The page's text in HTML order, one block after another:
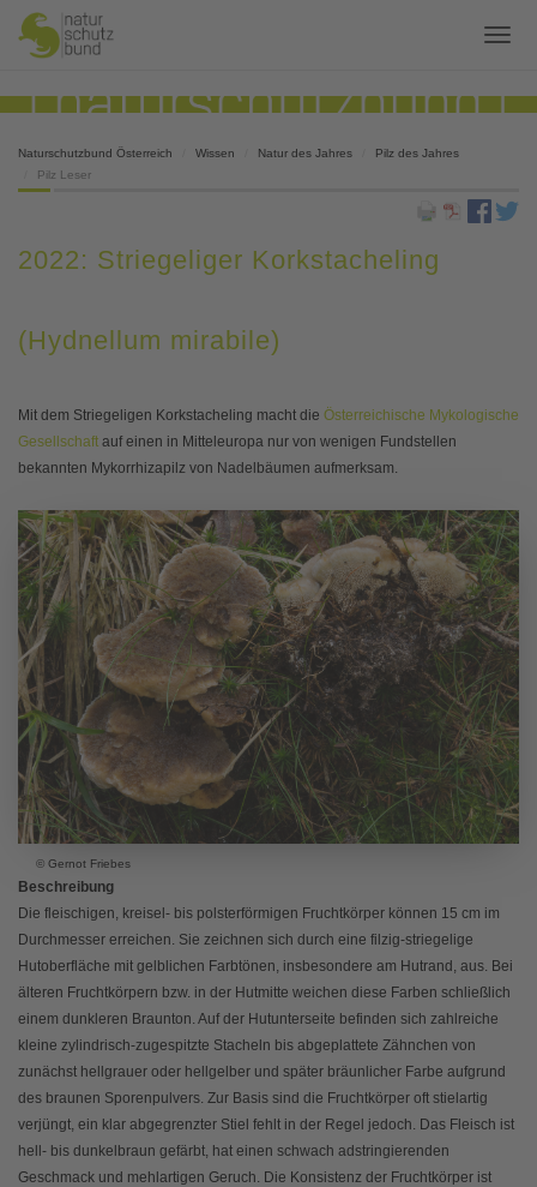
Naturschutzbund Österreich Wissen Natur des Jahres
Pilz des Jahres
Pilz Leser
2022: Striegeliger Korkstacheling
(Hydnellum mirabile)
Mit dem Striegeligen Korkstacheling macht die Österreichische Mykologische
Gesellschaft auf einen in Mitteleuropa nur von wenigen Fundstellen
bekannten Mykorrhizapilz von Nadelbäumen aufmerksam.
© Gernot Friebes
Beschreibung
Die fleischigen, kreisel- bis polsterförmigen Fruchtkörper können 15 cm im
Durchmesser erreichen. Sie zeichnen sich durch eine filzig-striegelige
Hutoberfläche mit gelblichen Farbtönen, insbesondere am Hutrand, aus. Bei
älteren Fruchtkörpern bzw. in der Hutmitte weichen diese Farben schließlich
einem dunkleren Braunton. Auf der Hutunterseite befinden sich zahlreiche
kleine zylindrisch-zugespitzte Stacheln bis abgeplattete Zähnchen von
zunächst hellgrauer oder hellgelber und später bräunlicher Farbe aufgrund
des braunen Sporenpulvers. Zur Basis sind die Fruchtkörper oft stielartig
verjüngt, ein klar abgegrenzter Stiel fehlt in der Regel jedoch. Das Fleisch ist
hell- bis dunkelbraun gefärbt, hat einen schwach adstringierenden
Geschmack und mehlartigen Geruch. Die Konsistenz der Fruchtkörper ist